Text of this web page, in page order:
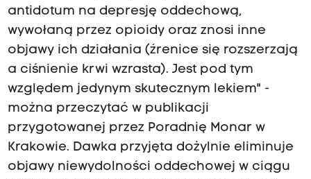
antidotum na depresję oddechową,
wywołaną przez opioidy oraz znosi inne
objawy ich działania (źrenice się rozszerzają
a ciśnienie krwi wzrasta). Jest pod tym
względem jedynym skutecznym lekiem" -
można przeczytać w publikacji
przygotowanej przez Poradnię Monar w
Krakowie. Dawka przyjęta dożylnie eliminuje
objawy niewydolności oddechowej w ciągu